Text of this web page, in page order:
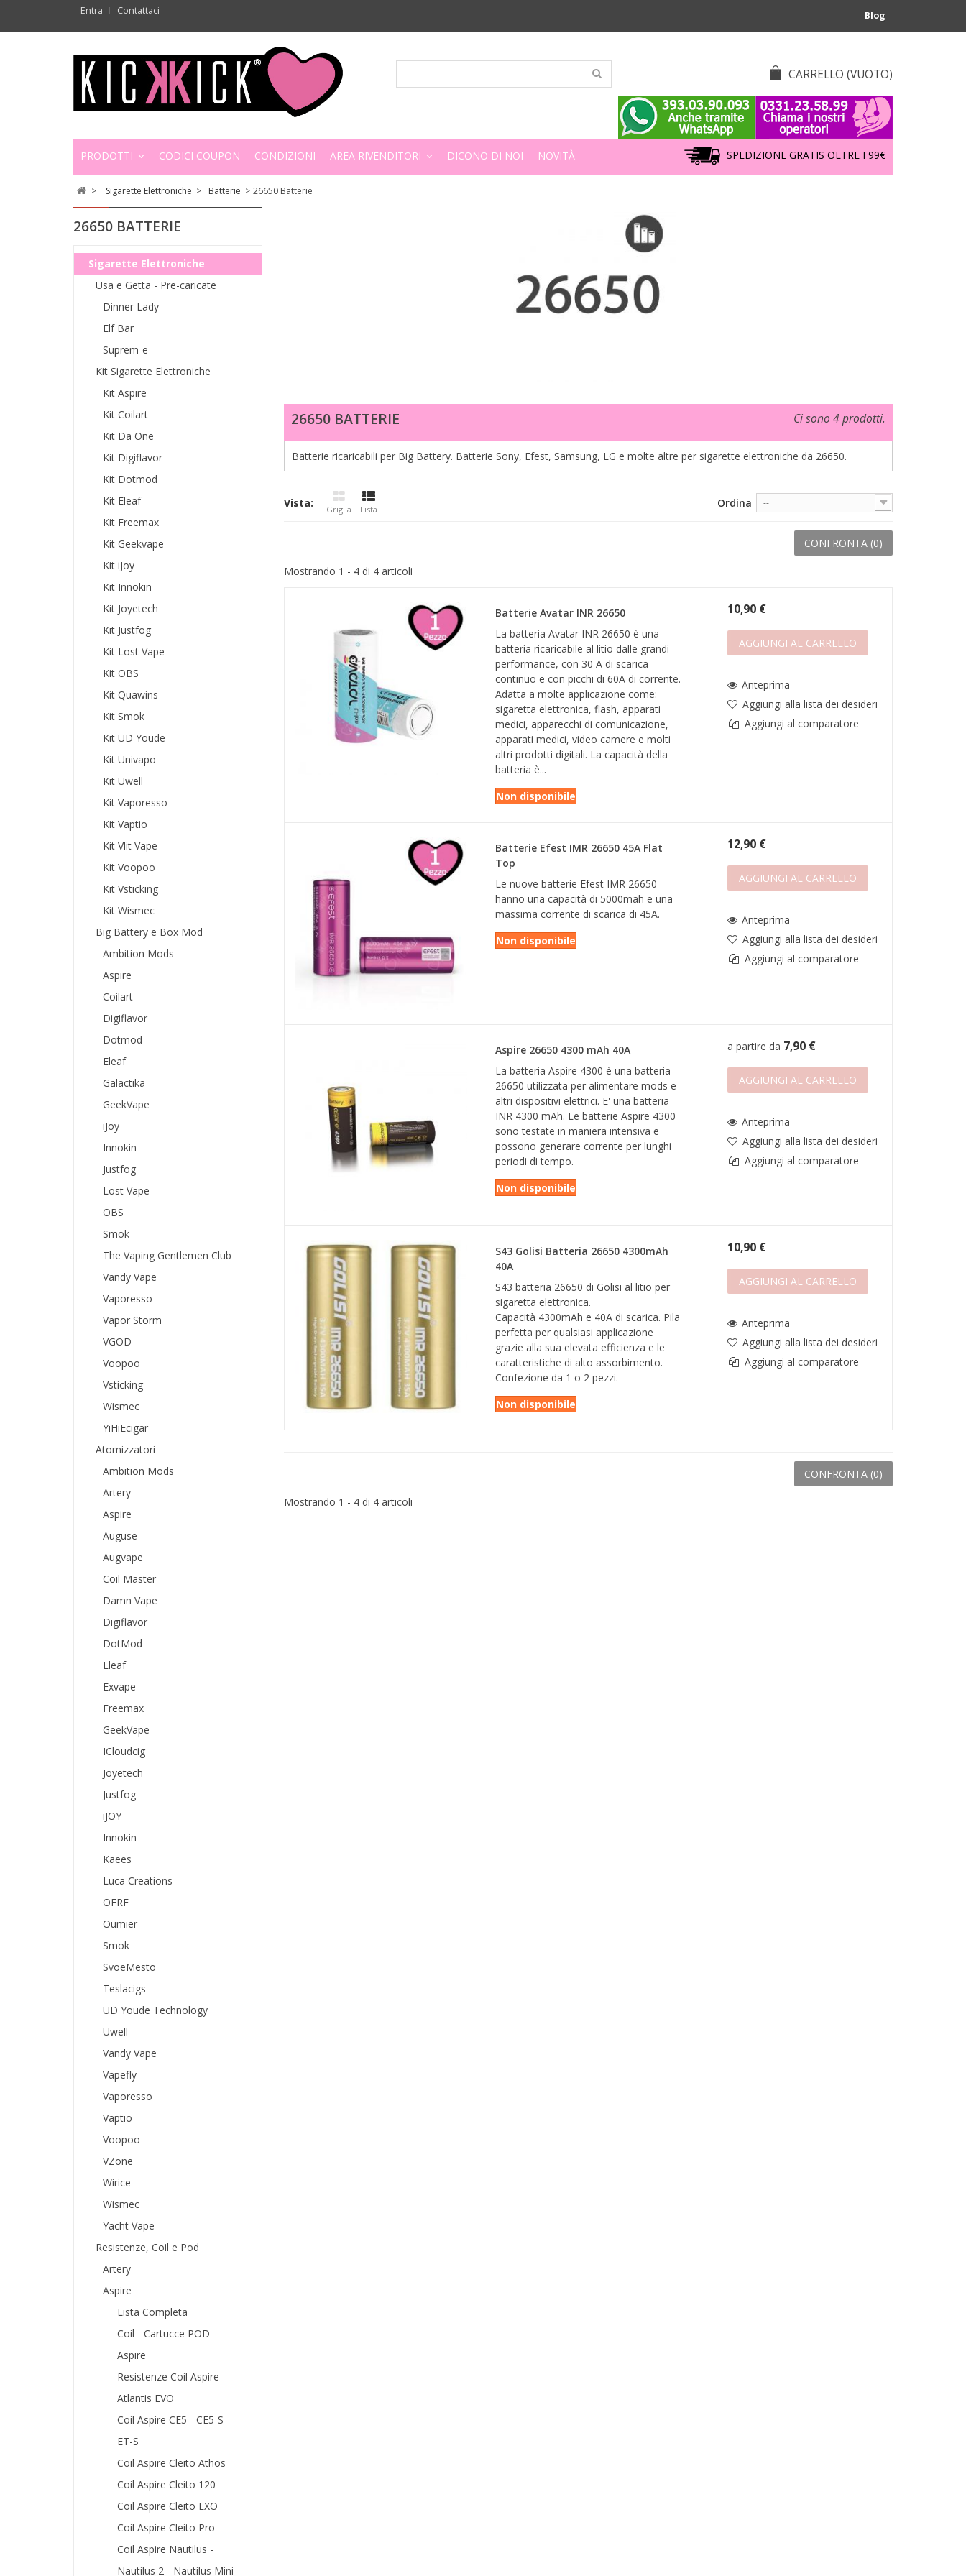
Entra Contattaci Blog
CARRELLO (VUOTO)
PRODOTTI CODICI COUPON CONDIZIONI AREA RIVENDITORI DICONO DI NOI NOVITÀ SPEDIZIONE GRATIS OLTRE I 99€
> Sigarette Elettroniche > Batterie > 26650 Batterie
26650 BATTERIE
Sigarette Elettroniche
Usa e Getta - Pre-caricate
Dinner Lady
Elf Bar
Suprem-e
Kit Sigarette Elettroniche
Kit Aspire
Kit Coilart
Kit Da One
Kit Digiflavor
Kit Dotmod
Kit Eleaf
Kit Freemax
Kit Geekvape
Kit iJoy
Kit Innokin
Kit Joyetech
Kit Justfog
Kit Lost Vape
Kit OBS
Kit Quawins
Kit Smok
Kit UD Youde
Kit Univapo
Kit Uwell
Kit Vaporesso
Kit Vaptio
Kit Vlit Vape
Kit Voopoo
Kit Vsticking
Kit Wismec
Big Battery e Box Mod
Ambition Mods
Aspire
Coilart
Digiflavor
Dotmod
Eleaf
Galactika
GeekVape
iJoy
Innokin
Justfog
Lost Vape
OBS
Smok
The Vaping Gentlemen Club
Vandy Vape
Vaporesso
Vapor Storm
VGOD
Voopoo
Vsticking
Wismec
YiHiEcigar
Atomizzatori
Ambition Mods
Artery
Aspire
Auguse
Augvape
Coil Master
Damn Vape
Digiflavor
DotMod
Eleaf
Exvape
Freemax
GeekVape
ICloudcig
Joyetech
Justfog
iJOY
Innokin
Kaees
Luca Creations
OFRF
Oumier
Smok
SvoeMesto
Teslacigs
UD Youde Technology
Uwell
Vandy Vape
Vapefly
Vaporesso
Vaptio
Voopoo
VZone
Wirice
Wismec
Yacht Vape
Resistenze, Coil e Pod
Artery
Aspire
Lista Completa
Coil - Cartucce POD
Aspire
Resistenze Coil Aspire
Atlantis EVO
Coil Aspire CE5 - CE5-S -
ET-S
Coil Aspire Cleito Athos
Coil Aspire Cleito 120
Coil Aspire Cleito EXO
Coil Aspire Cleito Pro
Coil Aspire Nautilus -
Nautilus 2 - Nautilus Mini
26650 BATTERIE Ci sono 4 prodotti.
Batterie ricaricabili per Big Battery. Batterie Sony, Efest, Samsung, LG e molte altre per sigarette elettroniche da 26650.
Vista: Griglia Lista Ordina --
CONFRONTA (0)
Mostrando 1 - 4 di 4 articoli
Batterie Avatar INR 26650
La batteria Avatar INR 26650 è una
batteria ricaricabile al litio dalle grandi
performance, con 30 A di scarica
continuo e con picchi di 60A di corrente.
Adatta a molte applicazione come:
sigaretta elettronica, flash, apparati
medici, apparecchi di comunicazione,
apparati medici, video camere e molti
altri prodotti digitali. La capacità della
batteria è...
Non disponibile
10,90 €
AGGIUNGI AL CARRELLO
Anteprima
Aggiungi alla lista dei desideri
Aggiungi al comparatore
Batterie Efest IMR 26650 45A Flat
Top
Le nuove batterie Efest IMR 26650
hanno una capacità di 5000mah e una
massima corrente di scarica di 45A.
Non disponibile
12,90 €
AGGIUNGI AL CARRELLO
Anteprima
Aggiungi alla lista dei desideri
Aggiungi al comparatore
Aspire 26650 4300 mAh 40A
La batteria Aspire 4300 è una batteria
26650 utilizzata per alimentare mods e
altri dispositivi elettrici. E' una batteria
INR 4300 mAh. Le batterie Aspire 4300
sono testate in maniera intensiva e
possono generare corrente per lunghi
periodi di tempo.
Non disponibile
a partire da 7,90 €
AGGIUNGI AL CARRELLO
Anteprima
Aggiungi alla lista dei desideri
Aggiungi al comparatore
S43 Golisi Batteria 26650 4300mAh
40A
S43 batteria 26650 di Golisi al litio per
sigaretta elettronica.
Capacità 4300mAh e 40A di scarica. Pila
perfetta per qualsiasi applicazione
grazie alla sua elevata efficienza e le
caratteristiche di alto assorbimento.
Confezione da 1 o 2 pezzi.
Non disponibile
10,90 €
AGGIUNGI AL CARRELLO
Anteprima
Aggiungi alla lista dei desideri
Aggiungi al comparatore
CONFRONTA (0)
Mostrando 1 - 4 di 4 articoli